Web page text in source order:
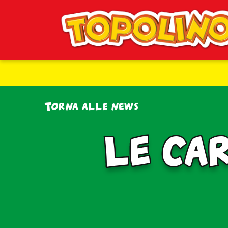
Torna alle news
LE
LE